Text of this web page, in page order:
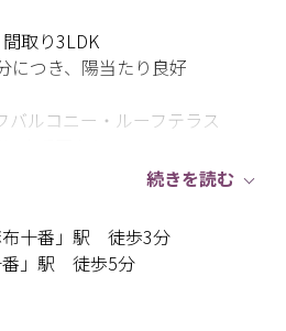
取り3LDK
つき、陽当たり良好
ルコニー・ルーフテラス
壁・天井クロス新規貼替、給
専有部）、照明器具新規設
規交換、エアコン4基新規設
台新規交換、床暖房マット新
続きを読む
布十番」駅 徒歩3分
番」駅 徒歩5分